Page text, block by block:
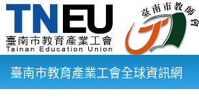
臺南市教育產業工會全球資訊網